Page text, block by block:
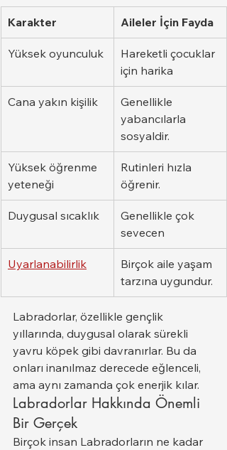
Karakter Aileler İçin Fayda
Yüksek oyunculuk
Hareketli çocuklar
için harika
Cana yakın kişilik
Genellikle
yabancılarla
sosyaldir.
Yüksek öğrenme
yeteneği
Rutinleri hızla
öğrenir.
Duygusal sıcaklık
Genellikle çok
sevecen
Uyarlanabilirlik
Birçok aile yaşam
tarzına uygundur.
Labradorlar, özellikle gençlik
yıllarında, duygusal olarak sürekli
yavru köpek gibi davranırlar. Bu da
onları inanılmaz derecede eğlenceli,
ama aynı zamanda çok enerjik kılar.
Labradorlar Hakkında Önemli
Bir Gerçek
Birçok insan Labradorların ne kadar